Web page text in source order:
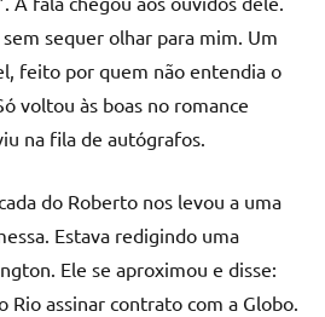
sequer olhar para mim. Um
feito por quem não entendia o
voltou às boas no romance
na fila de autógrafos.
do Roberto nos levou a uma
Estava redigindo uma
Ele se aproximou e disse:
Rio assinar contrato com a Globo.